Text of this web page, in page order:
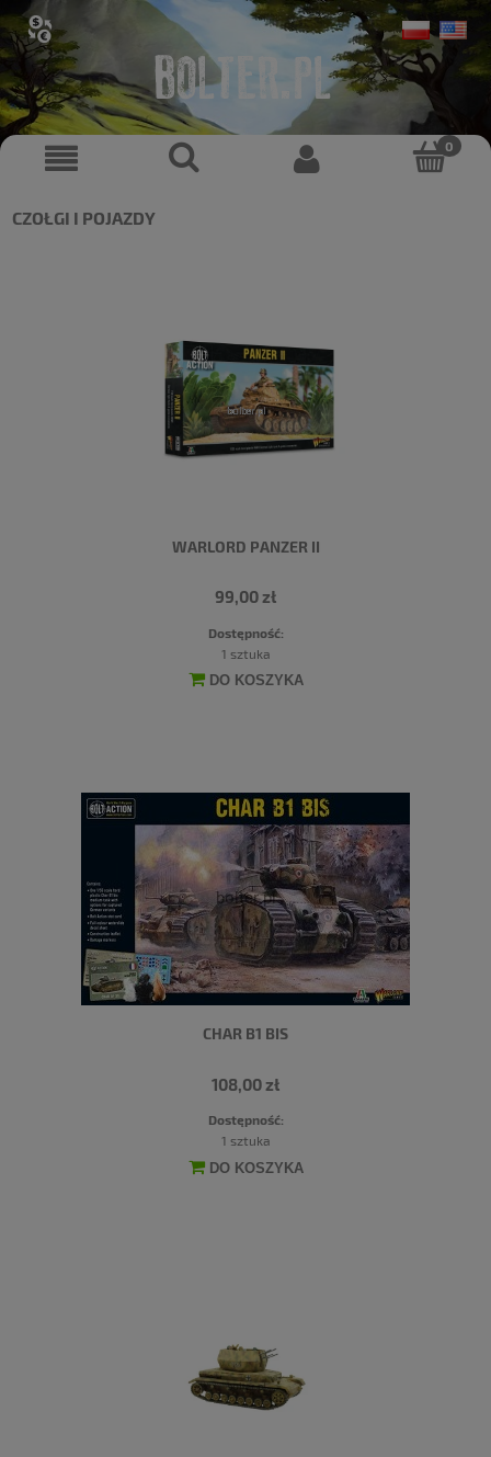
CZOŁGI I POJAZDY
WARLORD PANZER II
99,00 zł
Dostępność:
1 sztuka
DO KOSZYKA
CHAR B1 BIS
108,00 zł
Dostępność:
1 sztuka
DO KOSZYKA